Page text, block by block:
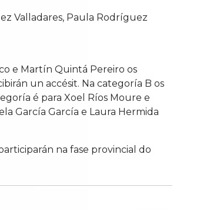
Valladares, Paula Rodríguez
e Martín Quintá Pereiro os
un accésit. Na categoría B os
é para Xoel Ríos Moure e
García García e Laura Hermida
na fase provincial do